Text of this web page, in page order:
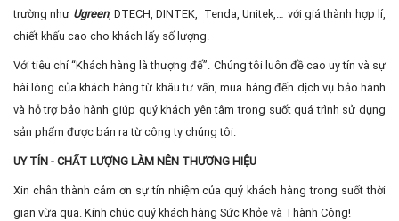
trường như Ugreen, DTECH, DINTEK, Tenda, Unitek,… với giá thành hợp lí,
chiết khấu cao cho khách lấy số lượng.
Với tiêu chí “Khách hàng là thượng đế”. Chúng tôi luôn đề cao uy tín và sự
hài lòng của khách hàng từ khâu tư vấn, mua hàng đến dịch vụ bảo hành
và hỗ trợ bảo hành giúp quý khách yên tâm trong suốt quá trình sử dụng
sản phẩm được bán ra từ công ty chúng tôi.
UY TÍN - CHẤT LƯỢNG LÀM NÊN THƯƠNG HIỆU
Xin chân thành cảm ơn sự tín nhiệm của quý khách hàng trong suốt thời
gian vừa qua. Kính chúc quý khách hàng Sức Khỏe và Thành Công!